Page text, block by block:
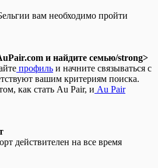
вам необходимо пройти
и найдите семью/strong>
профиль и начните связываться с
вашим критериям поиска.
как стать Au Pair, и Au Pair
действителен на все время